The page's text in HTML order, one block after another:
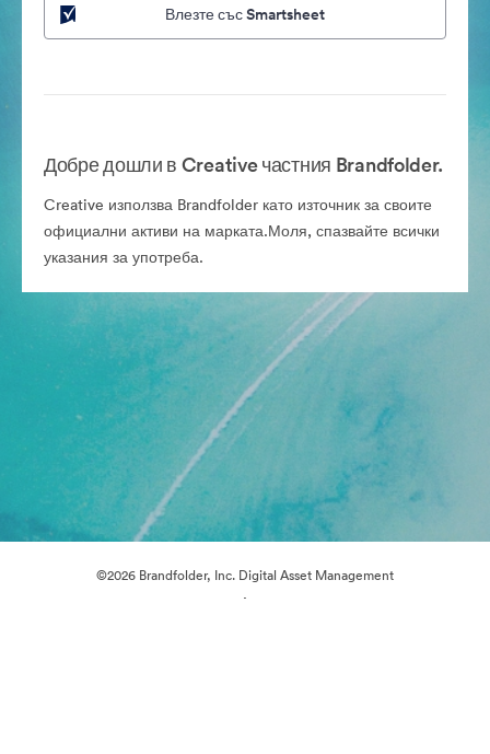
Влезте със Smartsheet
Добре дошли в Creative частния Brandfolder.
Creative използва Brandfolder като източник за своите
официални активи на марката.Моля, спазвайте всички
указания за употреба.
©2026 Brandfolder, Inc. Digital Asset Management
·